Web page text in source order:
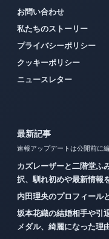
お問い合わせ
私たちのストーリー
プライバシーポリシー
クッキーポリシー
ニュースレター
最新記事
速報アップデートは公開前に
カズレーザーと二階堂ふ
択、馴れ初めや最新情報
内田理央のプロフィール
坂本花織の結婚相手や引
メダル、綺麗になった理